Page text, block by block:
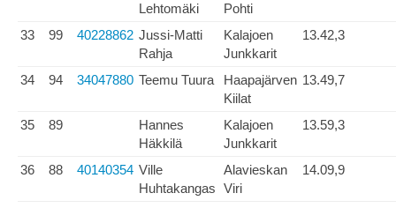
Lehtomäki
Pohti
33 99 40228862 Jussi-Matti
Rahja
Kalajoen
Junkkarit
13.42,3
34 94 34047880 Teemu Tuura
Haapajärven
Kiilat
13.49,7
35 89
Hannes
Häkkilä
Kalajoen
Junkkarit
13.59,3
36 88 40140354 Ville
Huhtakangas
Alavieskan
Viri
14.09,9